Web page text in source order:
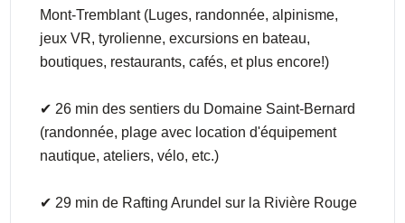
Mont-Tremblant (Luges, randonnée, alpinisme,
jeux VR, tyrolienne, excursions en bateau,
boutiques, restaurants, cafés, et plus encore!)
✔ 26 min des sentiers du Domaine Saint-Bernard
(randonnée, plage avec location d'équipement
nautique, ateliers, vélo, etc.)
✔ 29 min de Rafting Arundel sur la Rivière Rouge